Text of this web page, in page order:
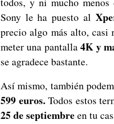
Sony le ha puesto al
precio algo más alto, casi
meter una pantalla4K y
se agradece bastante.
Así mismo, también
599 euros. Todos estos
25 de septiembreen tu